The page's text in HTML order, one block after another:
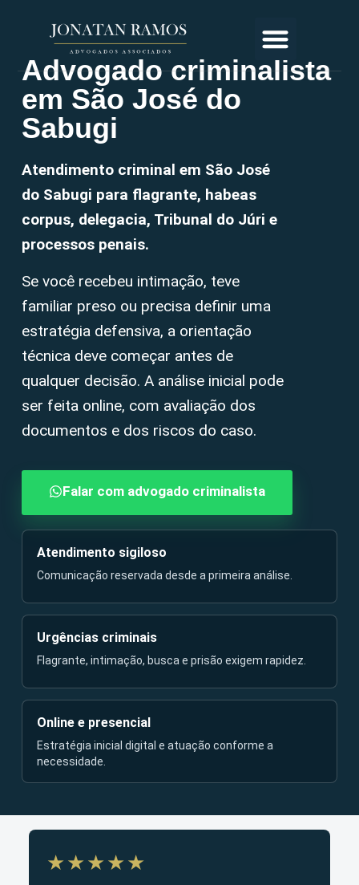
Advogado criminalista
em São José do
Sabugi
Atendimento criminal em São José
do Sabugi para flagrante, habeas
corpus, delegacia, Tribunal do Júri e
processos penais.
Se você recebeu intimação, teve
familiar preso ou precisa definir uma
estratégia defensiva, a orientação
técnica deve começar antes de
qualquer decisão. A análise inicial pode
ser feita online, com avaliação dos
documentos e dos riscos do caso.
Falar com advogado criminalista
Atendimento sigiloso
Comunicação reservada desde a primeira análise.
Urgências criminais
Flagrante, intimação, busca e prisão exigem rapidez.
Online e presencial
Estratégia inicial digital e atuação conforme a
necessidade.
★★★★★